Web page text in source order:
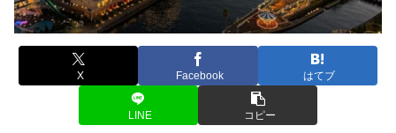
X Facebook はてブ
LINE コピー